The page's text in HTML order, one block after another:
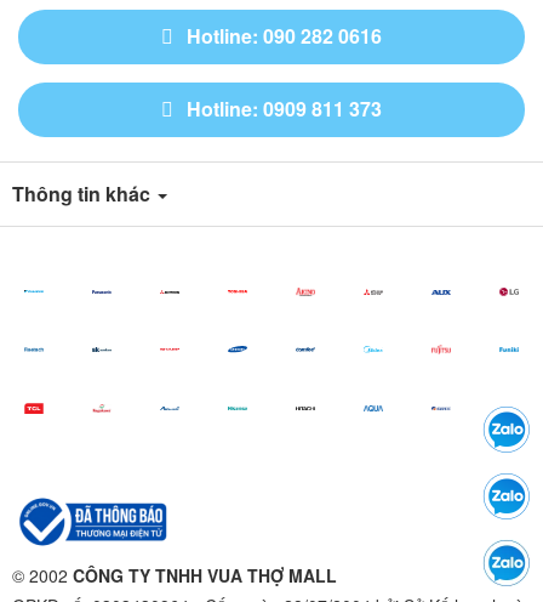
Hotline: 090 282 0616
Hotline: 0909 811 373
Thông tin khác
© 2002 CÔNG TY TNHH VUA THỢ MALL